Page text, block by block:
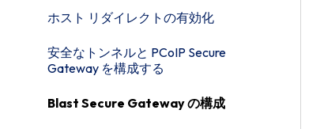
ホスト リダイレクトの有効化
安全なトンネルと PCoIP Secure
Gateway を構成する
Blast Secure Gateway の構成